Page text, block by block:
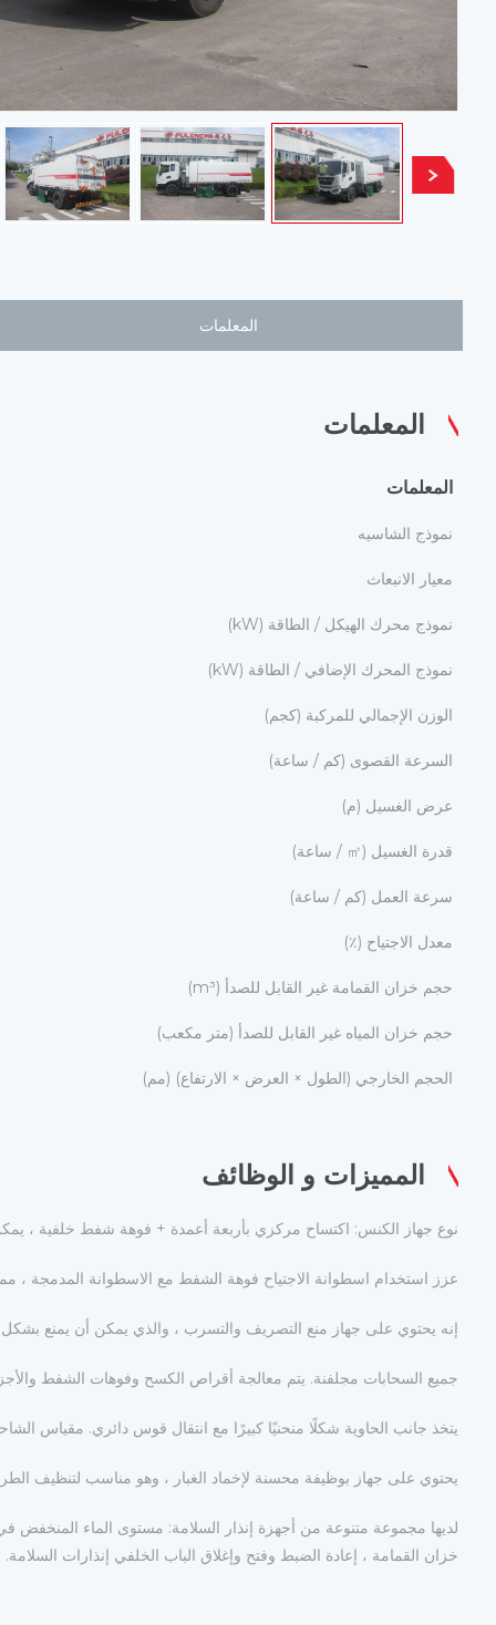
المعلمات
المعلمات
المعلمات
نموذج الشاسيه
معيار الانبعاث
نموذج محرك الهيكل / الطاقة (kW)
نموذج المحرك الإضافي / الطاقة (kW)
الوزن الإجمالي للمركبة (كجم)
السرعة القصوى (كم / ساعة)
عرض الغسيل (م)
قدرة الغسيل (㎡ / ساعة)
سرعة العمل (كم / ساعة)
معدل الاجتياح (٪)
حجم خزان القمامة غير القابل للصدأ (m³)
حجم خزان المياه غير القابل للصدأ (متر مكعب)
الحجم الخارجي (الطول × العرض × الارتفاع) (مم)
المميزات و الوظائف
نوع جهاز الكنس: اكتساح مركزي بأربعة أعمدة + فوهة شفط خلفية ، يمكن
عزز استخدام اسطوانة الاجتياح فوهة الشفط مع الاسطوانة المدمجة ،
إنه يحتوي على جهاز منع التصريف والتسرب ، والذي يمكن أن يمنع بشكل
جميع السحابات مجلفنة. يتم معالجة أقراص الكسح وفوهات الشفط
يتخذ جانب الحاوية شكلًا منحنيًا كبيرًا مع انتقال قوس دائري. مقياس
يحتوي على جهاز بوظيفة محسنة لإخماد الغبار ، وهو مناسب لتنظيف الطرق
لديها مجموعة متنوعة من أجهزة إنذار السلامة: مستوى الماء المنخفض
خزان القمامة ، إعادة الضبط وفتح وإغلاق الباب الخلفي إنذارات السلامة.